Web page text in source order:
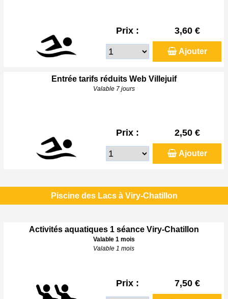
Prix : 3,60 €
Ajouter
Entrée tarifs réduits Web Villejuif
Valable 7 jours
Prix : 2,50 €
Ajouter
Piscine des Lacs à Viry-Chatillon
Activités aquatiques 1 séance Viry-Chatillon
Valable 1 mois
Valable 1 mois
Prix : 7,50 €